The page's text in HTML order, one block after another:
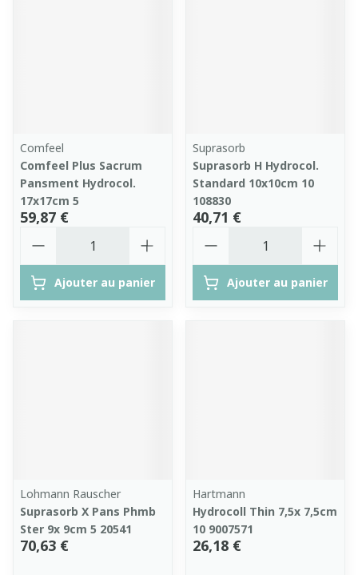
Comfeel
Comfeel Plus Sacrum
Pansment Hydrocol.
17x17cm 5
59,87 €
Ajouter au panier
Suprasorb
Suprasorb H Hydrocol.
Standard 10x10cm 10
108830
40,71 €
Ajouter au panier
Lohmann Rauscher
Suprasorb X Pans Phmb
Ster 9x 9cm 5 20541
70,63 €
Hartmann
Hydrocoll Thin 7,5x 7,5cm
10 9007571
26,18 €